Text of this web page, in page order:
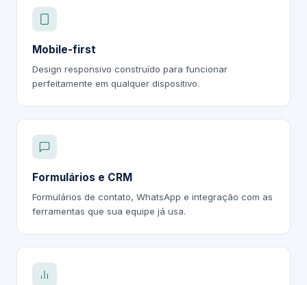
Mobile-first
Design responsivo construído para funcionar
perfeitamente em qualquer dispositivo.
Formulários e CRM
Formulários de contato, WhatsApp e integração com as
ferramentas que sua equipe já usa.